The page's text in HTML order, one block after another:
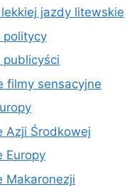
jazdy litewskie
politycy
publicyści
filmy sensacyjne
Azji Środkowej
Europy
Makaronezji